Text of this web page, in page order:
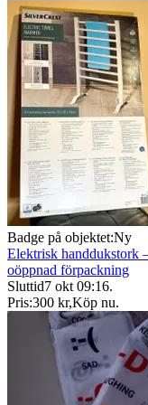
Badge på objektet:Ny
Elektrisk handdukstork
oöppnad förpackning
Sluttid7 okt 09:16.
Pris:300 kr,Köp nu.